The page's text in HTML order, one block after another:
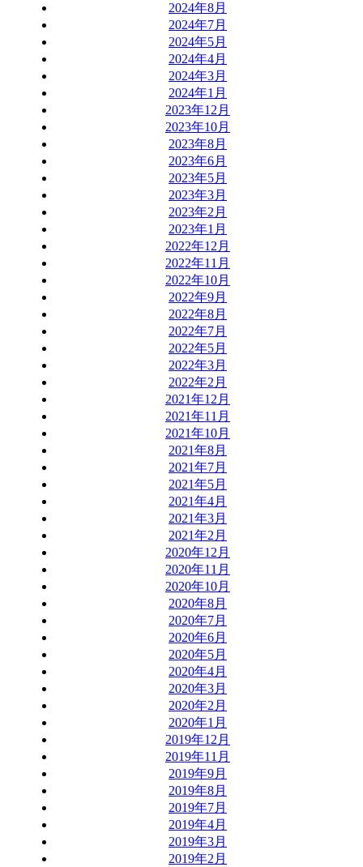
2024年8月
2024年7月
2024年5月
2024年4月
2024年3月
2024年1月
2023年12月
2023年10月
2023年8月
2023年6月
2023年5月
2023年3月
2023年2月
2023年1月
2022年12月
2022年11月
2022年10月
2022年9月
2022年8月
2022年7月
2022年5月
2022年3月
2022年2月
2021年12月
2021年11月
2021年10月
2021年8月
2021年7月
2021年5月
2021年4月
2021年3月
2021年2月
2020年12月
2020年11月
2020年10月
2020年8月
2020年7月
2020年6月
2020年5月
2020年4月
2020年3月
2020年2月
2020年1月
2019年12月
2019年11月
2019年9月
2019年8月
2019年7月
2019年4月
2019年3月
2019年2月